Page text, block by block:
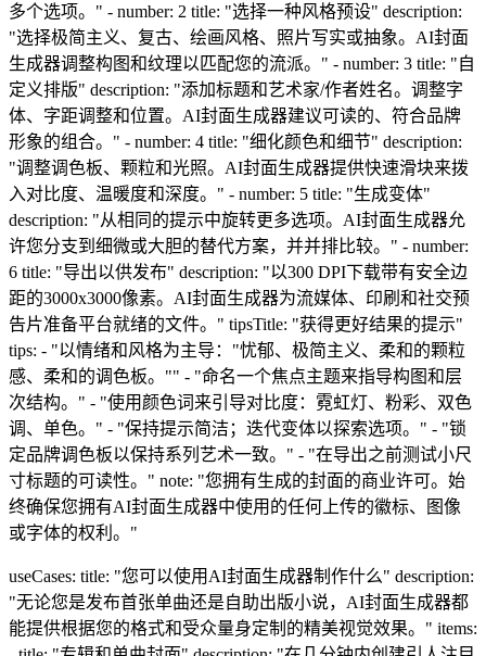
多个选项。" - number: 2 title: "选择一种风格预设" description:
"选择极简主义、复古、绘画风格、照片写实或抽象。AI封面
生成器调整构图和纹理以匹配您的流派。" - number: 3 title: "自
定义排版" description: "添加标题和艺术家/作者姓名。调整字
体、字距调整和位置。AI封面生成器建议可读的、符合品牌
形象的组合。" - number: 4 title: "细化颜色和细节" description:
"调整调色板、颗粒和光照。AI封面生成器提供快速滑块来拨
入对比度、温暖度和深度。" - number: 5 title: "生成变体"
description: "从相同的提示中旋转更多选项。AI封面生成器允
许您分支到细微或大胆的替代方案，并并排比较。" - number:
6 title: "导出以供发布" description: "以300 DPI下载带有安全边
距的3000x3000像素。AI封面生成器为流媒体、印刷和社交预
告片准备平台就绪的文件。" tipsTitle: "获得更好结果的提示"
tips: - "以情绪和风格为主导："忧郁、极简主义、柔和的颗粒
感、柔和的调色板。"" - "命名一个焦点主题来指导构图和层
次结构。" - "使用颜色词来引导对比度：霓虹灯、粉彩、双色
调、单色。" - "保持提示简洁；迭代变体以探索选项。" - "锁
定品牌调色板以保持系列艺术一致。" - "在导出之前测试小尺
寸标题的可读性。" note: "您拥有生成的封面的商业许可。始
终确保您拥有AI封面生成器中使用的任何上传的徽标、图像
或字体的权利。"
useCases: title: "您可以使用AI封面生成器制作什么" description:
"无论您是发布首张单曲还是自助出版小说，AI封面生成器都
能提供根据您的格式和受众量身定制的精美视觉效果。" items: